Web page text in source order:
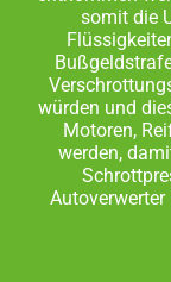
somit die
würden und
Motoren,
werden,